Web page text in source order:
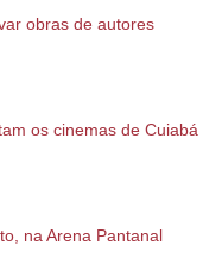
obras de autores
os cinemas de Cuiabá
na Arena Pantanal